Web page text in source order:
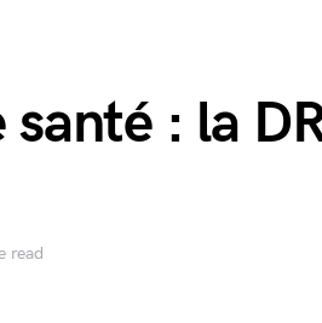
: la
read